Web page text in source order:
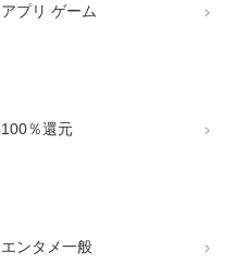
アプリ ゲーム
100％還元
エンタメ一般